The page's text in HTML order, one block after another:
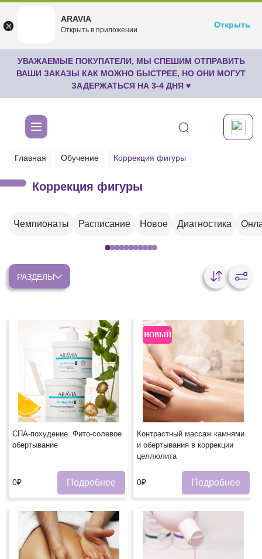
undefined
Бесплатноru.aravia.new
Открыть
УВАЖАЕМЫЕ ПОКУПАТЕЛИ, МЫ СПЕШИМ ОТПРАВИТЬ
ВАШИ ЗАКАЗЫ КАК МОЖНО БЫСТРЕЕ, НО ОНИ МОГУТ
ЗАДЕРЖАТЬСЯ НА 3-4 ДНЯ ♥
Главная Обучение Коррекция фигуры
Коррекция фигуры
Чемпионаты Расписание Новое Диагностика
РАЗДЕЛЫ
СПА-похудение. Фито-солевое
обертывание
0₽ Подробнее
НОВЫЙ
Контрастный массаж камнями
и обертывания в коррекции
целлюлита
0₽ Подробнее
ARAVIA
Открыть в приложении
Открыть